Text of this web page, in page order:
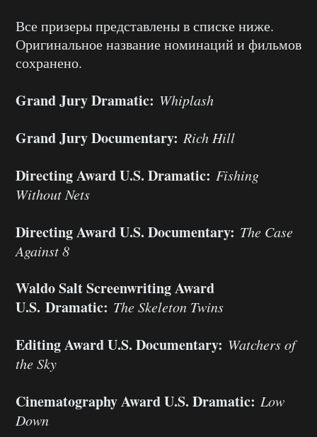
Все призеры представлены в списке ниже.
Оригинальное название номинаций и фильмов
сохранено.
Grand Jury Dramatic: Whiplash
Grand Jury Documentary: Rich Hill
Directing Award U.S. Dramatic: Fishing
Without Nets
Directing Award U.S. Documentary: The Case
Against 8
Waldo Salt Screenwriting Award
U.S. Dramatic: The Skeleton Twins
Editing Award U.S. Documentary: Watchers of
the Sky
Cinematography Award U.S. Dramatic: Low
Down